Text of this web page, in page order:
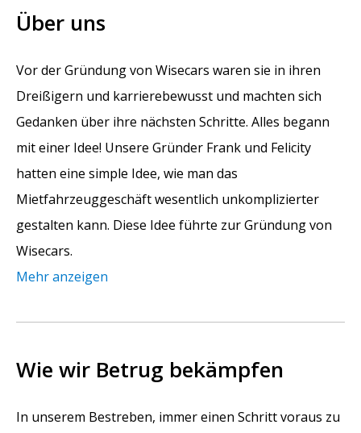
Über uns
Vor der Gründung von Wisecars waren sie in ihren
Dreißigern und karrierebewusst und machten sich
Gedanken über ihre nächsten Schritte. Alles begann
mit einer Idee! Unsere Gründer Frank und Felicity
hatten eine simple Idee, wie man das
Mietfahrzeuggeschäft wesentlich unkomplizierter
gestalten kann. Diese Idee führte zur Gründung von
Wisecars.
Mehr anzeigen
Wie wir Betrug bekämpfen
In unserem Bestreben, immer einen Schritt voraus zu